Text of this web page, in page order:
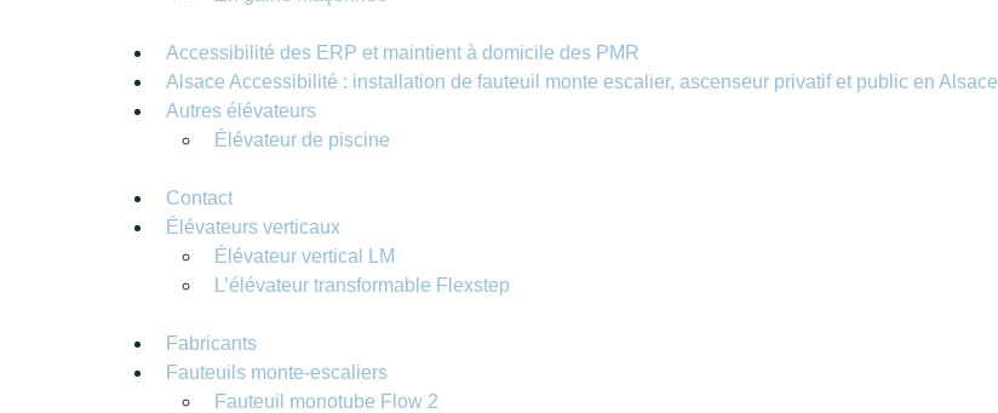
Accessibilité des ERP et maintient à domicile des PMR
Alsace Accessibilité : installation de fauteuil monte escalier, ascenseur privatif et public en Alsace
Autres élévateurs
Élévateur de piscine
Contact
Élévateurs verticaux
Élévateur vertical LM
L’élévateur transformable Flexstep
Fabricants
Fauteuils monte-escaliers
Fauteuil monotube Flow 2